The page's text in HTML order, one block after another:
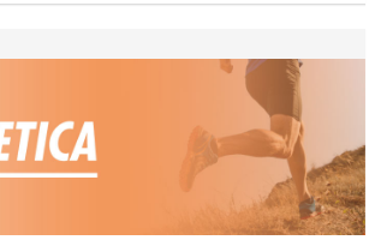
rallenta ma prosegue anche in estate